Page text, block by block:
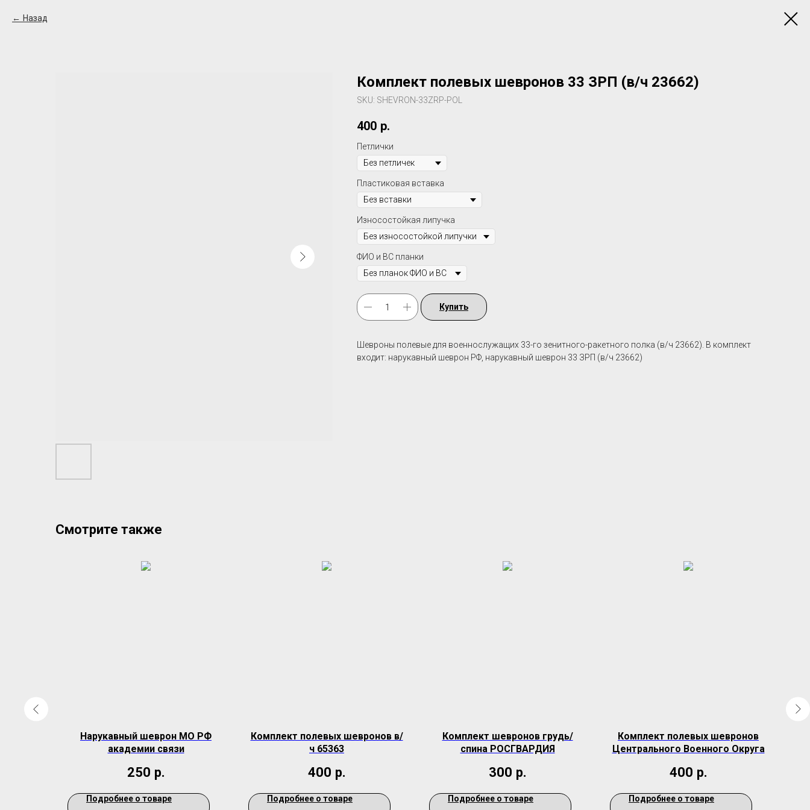
Назад
Комплект полевых шевронов 33 ЗРП (в/ч 23662)
SKU: SHEVRON-33ZRP-POL
400 р.
Петлички
Пластиковая вставка
Износостойкая липучка
ФИО и ВС планки
Купить
Шевроны полевые для военнослужащих 33-го зенитного-ракетного полка (в/ч 23662). В комплект
входит: нарукавный шеврон РФ, нарукавный шеврон 33 ЗРП (в/ч 23662)
Смотрите также
Нарукавный шеврон МО РФ
академии связи
250 р.
Подробнее о товаре
Комплект полевых шевронов в/
ч 65363
400 р.
Подробнее о товаре
Комплект шевронов грудь/
спина РОСГВАРДИЯ
300 р.
Подробнее о товаре
Комплект полевых шевронов
Центрального Военного Округа
400 р.
Подробнее о товаре